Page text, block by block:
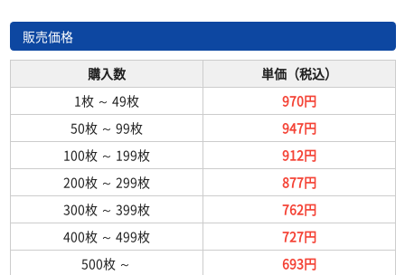
販売価格
購入数
単価（税込）
1枚 ～ 49枚
970円
50枚 ～ 99枚
947円
100枚 ～ 199枚
912円
200枚 ～ 299枚
877円
300枚 ～ 399枚
762円
400枚 ～ 499枚
727円
500枚 ～ 693円